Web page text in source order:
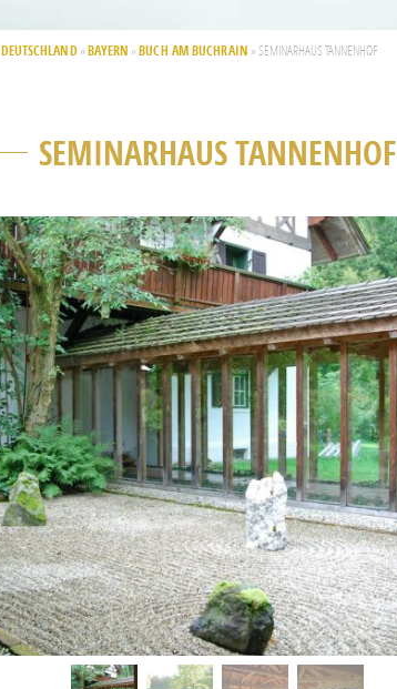
DEUTSCHLAND» BAYERN »BUCH AM BUCHRAIN » SEMINARHAUS TANNENHOF
SEMINARHAUS TANNENHOF